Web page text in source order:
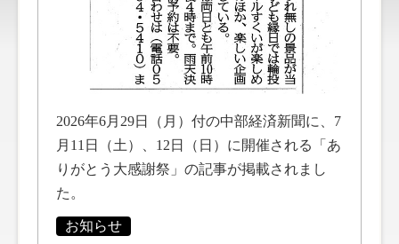
2026年6月29日（月）付の中部経済新聞に、7
月11日（土）、12日（日）に開催される「あ
りがとう大感謝祭」の記事が掲載されまし
た。
お知らせ